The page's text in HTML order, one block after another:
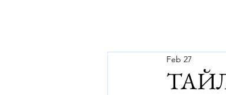
Feb 27